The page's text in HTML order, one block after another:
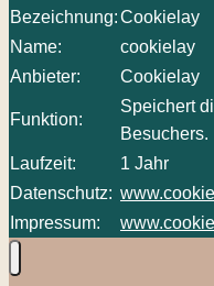
Bezeichnung:Cookielay
Name:
cookielay
Anbieter:
Cookielay
Funktion:
Speichert
Besuchers.
Laufzeit:
1 Jahr
Datenschutz:
Impressum: